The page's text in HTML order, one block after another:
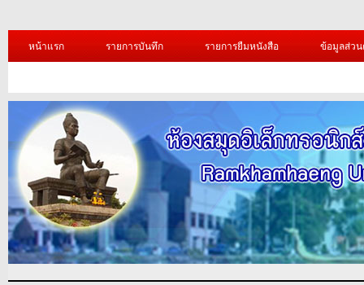
หน้าแรก รายการบันทึก รายการยืมหนังสือ ข้อมูลส่ว